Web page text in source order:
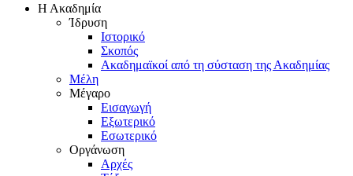
Η Ακαδημία
Ίδρυση
Ιστορικό
Σκοπός
Ακαδημαϊκοί από τη σύσταση της Ακαδημίας
Μέλη
Μέγαρο
Εισαγωγή
Εξωτερικό
Εσωτερικό
Οργάνωση
Αρχές